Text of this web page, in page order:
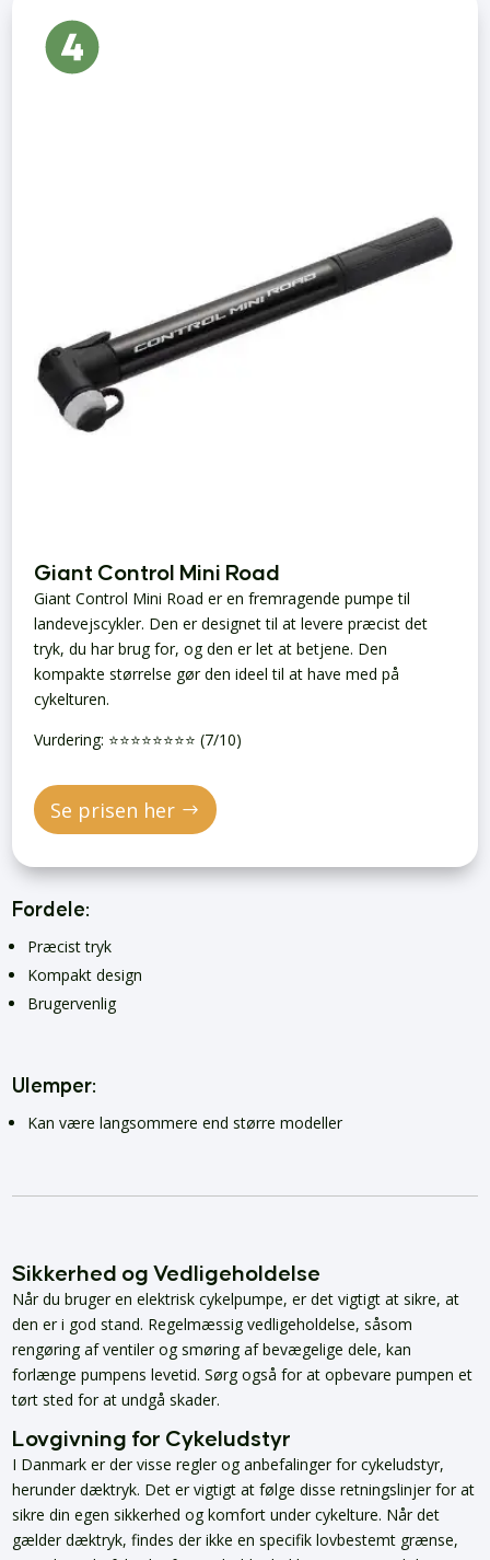
Giant Control Mini Road
Giant Control Mini Road er en fremragende pumpe til
landevejscykler. Den er designet til at levere præcist det
tryk, du har brug for, og den er let at betjene. Den
kompakte størrelse gør den ideel til at have med på
cykelturen.
Vurdering: ⭐️⭐️⭐️⭐️⭐️⭐️⭐️⭐️ (7/10)
Se prisen her
Fordele:
Præcist tryk
Kompakt design
Brugervenlig
Ulemper:
Kan være langsommere end større modeller
Sikkerhed og Vedligeholdelse
Når du bruger en elektrisk cykelpumpe, er det vigtigt at sikre, at
den er i god stand. Regelmæssig vedligeholdelse, såsom
rengøring af ventiler og smøring af bevægelige dele, kan
forlænge pumpens levetid. Sørg også for at opbevare pumpen et
tørt sted for at undgå skader.
Lovgivning for Cykeludstyr
I Danmark er der visse regler og anbefalinger for cykeludstyr,
herunder dæktryk. Det er vigtigt at følge disse retningslinjer for at
sikre din egen sikkerhed og komfort under cykelture. Når det
gælder dæktryk, findes der ikke en specifik lovbestemt grænse,